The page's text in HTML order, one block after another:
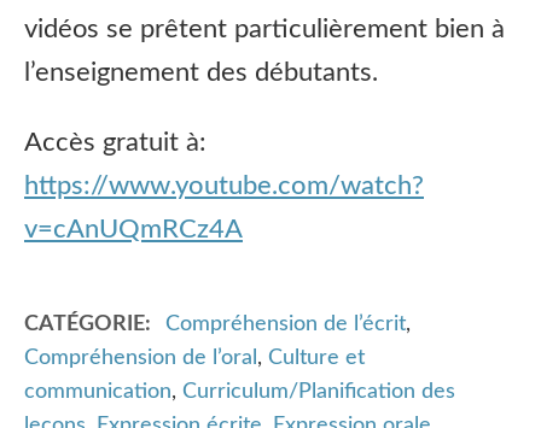
vidéos se prêtent particulièrement bien à
l’enseignement des débutants.
Accès gratuit à:
https://www.youtube.com/watch?
v=cAnUQmRCz4A
CATÉGORIE Compréhension de l’écrit,
Compréhension de l’oral , Culture et
communication, Curriculum/Planification des